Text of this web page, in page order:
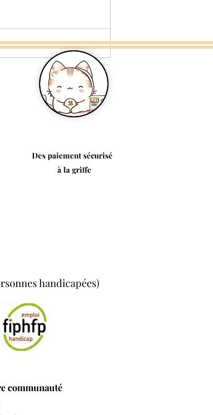
Des paiement sécurisé
à la griffe
handicapées)
communauté